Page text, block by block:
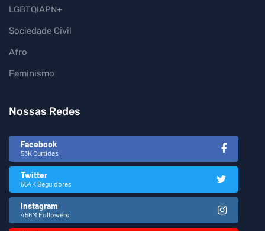
LGBTQIAPN+
Sociedade Civil
Afro
Feminismo
Nossas Redes
Facebook
53K Curtidas
Twitter
554K Seguidores
Instagram
456M Followers